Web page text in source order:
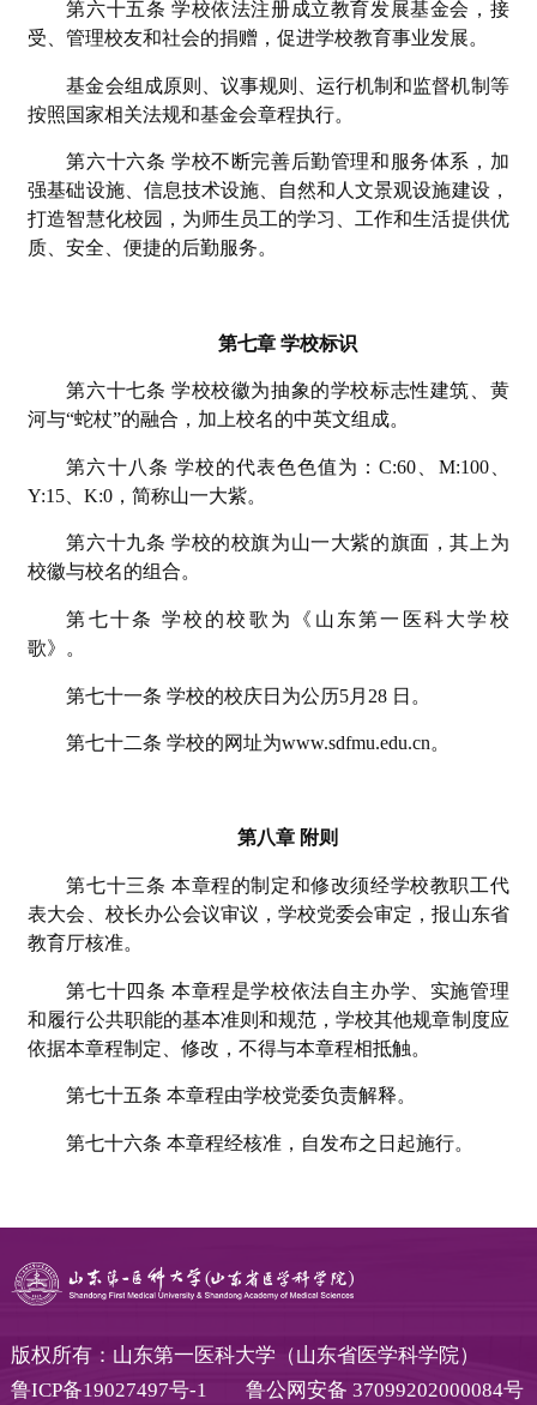
第六十五条 学校依法注册成立教育发展基金会，接
受、管理校友和社会的捐赠，促进学校教育事业发展。
基金会组成原则、议事规则、运行机制和监督机制等
按照国家相关法规和基金会章程执行。
第六十六条 学校不断完善后勤管理和服务体系，加
强基础设施、信息技术设施、自然和人文景观设施建设，
打造智慧化校园，为师生员工的学习、工作和生活提供优
质、安全、便捷的后勤服务。
第七章 学校标识
第六十七条 学校校徽为抽象的学校标志性建筑、黄
河与“蛇杖”的融合，加上校名的中英文组成。
第六十八条 学校的代表色色值为：C:60、M:100、
Y:15、K:0，简称山一大紫。
第六十九条 学校的校旗为山一大紫的旗面，其上为
校徽与校名的组合。
第七十条 学校的校歌为《山东第一医科大学校
歌》。
第七十一条 学校的校庆日为公历5月28 日。
第七十二条 学校的网址为www.sdfmu.edu.cn。
第八章 附则
第七十三条 本章程的制定和修改须经学校教职工代
表大会、校长办公会议审议，学校党委会审定，报山东省
教育厅核准。
第七十四条 本章程是学校依法自主办学、实施管理
和履行公共职能的基本准则和规范，学校其他规章制度应
依据本章程制定、修改，不得与本章程相抵触。
第七十五条 本章程由学校党委负责解释。
第七十六条 本章程经核准，自发布之日起施行。
版权所有：山东第一医科大学（山东省医学科学院）
鲁ICP备19027497号-1
鲁公网安备 37099202000084号